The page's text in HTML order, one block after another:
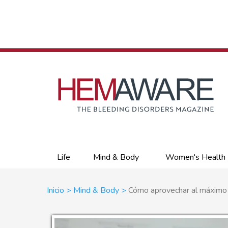
Primary
links
Life Mind & Body Women's Health
Sobrescribir
enlaces
Inicio Mind & Body Cómo aprovechar al